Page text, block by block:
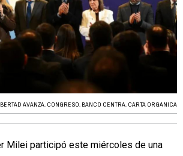
AVANZA, CONGRESO, BANCO CENTRA, CARTA ORGÁNICA
Milei participó este miércoles de una